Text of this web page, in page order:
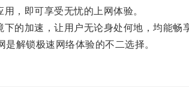
，即可享受无忧的上网体验。
加速，让用户无论身处何地，均能畅
解锁极速网络体验的不二选择。